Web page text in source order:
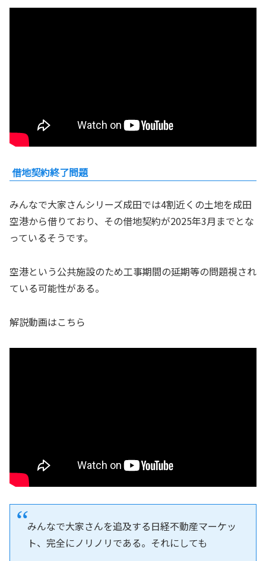
借地契約終了問題
みんなで大家さんシリーズ成田では4割近くの土地を成田
空港から借りており、その借地契約が2025年3月までとな
っているそうです。
空港という公共施設のため工事期間の延期等の問題視され
ている可能性がある。
解説動画はこちら
みんなで大家さんを追及する日経不動産マーケッ
ト、完全にノリノリである。それにしても